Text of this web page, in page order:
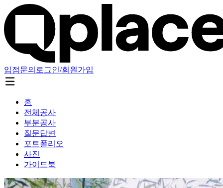
입점문의 로그인/회원가입
홈
전체공사
부분공사
질문답변
포트폴리오
사진
가이드북